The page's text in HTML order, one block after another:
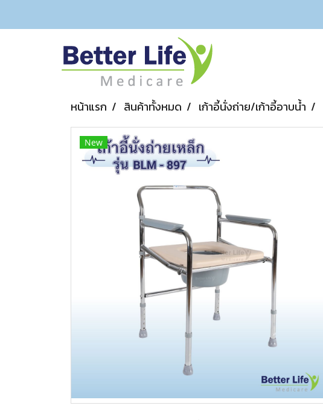
หน้าแรก สินค้าทั้งหมด เก้าอี้นั่งถ่าย/เก้าอี้อาบน้ำ
New